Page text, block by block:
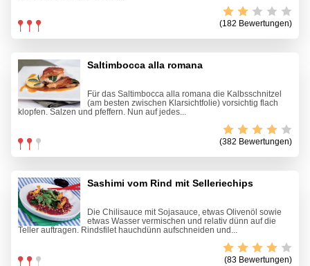
(182 Bewertungen)
Saltimbocca alla romana
Für das Saltimbocca alla romana die Kalbsschnitzel
(am besten zwischen Klarsichtfolie) vorsichtig flach
klopfen. Salzen und pfeffern. Nun auf jedes...
(382 Bewertungen)
Sashimi vom Rind mit Selleriechips
Die Chilisauce mit Sojasauce, etwas Olivenöl sowie
etwas Wasser vermischen und relativ dünn auf die
Teller auftragen. Rindsfilet hauchdünn aufschneiden und...
(83 Bewertungen)